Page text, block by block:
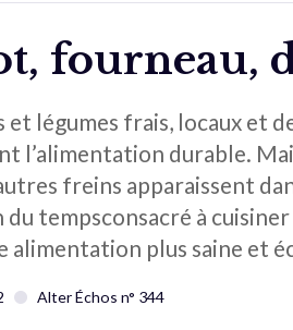
fourneau,
légumes frais, locaux et
l’alimentation durable.
freins apparaissent
tempsconsacré à
alimentation plus saine et
Alter Échos n° 344